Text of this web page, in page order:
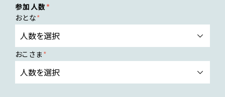
参加人数
おとな
おこさま